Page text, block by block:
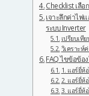
Checklist เลื
เจาะลึกค่าไฟ
ระบบ Inverter
เปรียบเที
วิเคราะห์
FAQ ไขข้อข้อ
1. แอร์ยี่ห้
2. แอร์ยี่ห้
3. แอร์ยี่ห้อ